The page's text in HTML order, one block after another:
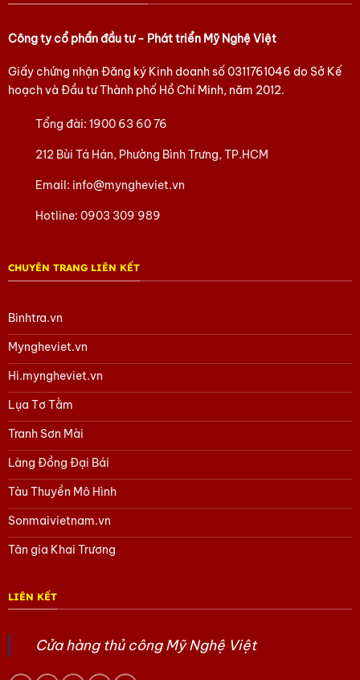
Công ty cổ phẩn đầu tư - Phát triển Mỹ Nghệ Việt
Giấy chứng nhận Đăng ký Kinh doanh số0311761046 do Sở Kế
hoạch và Đầu tư Thành phố Hồ Chí Minh, năm 2012.
Tổng đài:1900 63 60 76
212 Bùi Tá Hán, Phường Bình Trưng, TP.HCM
Email: info@myngheviet.vn
Hotline:0903 309 989
CHUYÊN TRANG LIÊN KẾT
Binhtra.vn
Myngheviet.vn
Hi.myngheviet.vn
Lụa Tơ Tằm
Tranh Sơn Mài
Làng Đồng Đại Bái
Tàu Thuyền Mô Hình
Sonmaivietnam.vn
Tân gia Khai Trương
LIÊN KẾT
Cửa hàng thủ công Mỹ Nghệ Việt